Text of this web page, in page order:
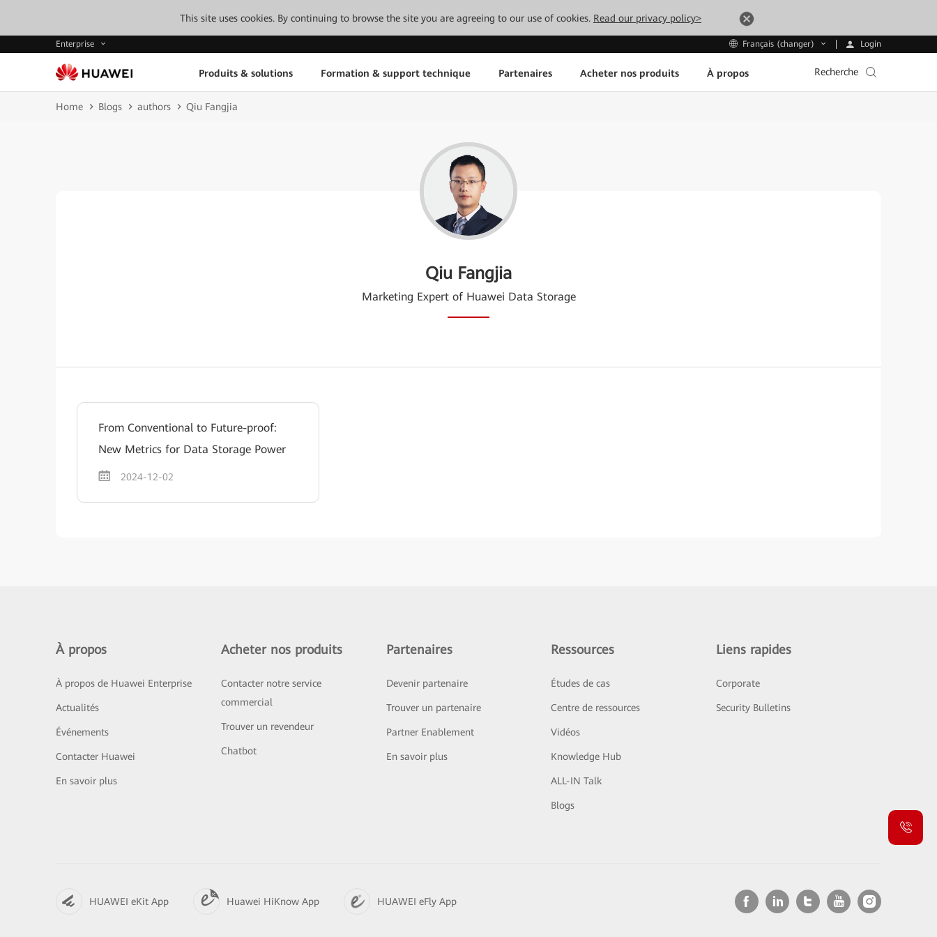
This site uses cookies. By continuing to browse the site you are agreeing to our use of cookies. Read our privacy policy>
Enterprise Français (changer) Login
Produits & solutions Formation & support technique Partenaires Acheter nos produits À propos Recherche
Home Blogs authors Qiu Fangjia
Qiu Fangjia
Marketing Expert of Huawei Data Storage
From Conventional to Future-proof:
New Metrics for Data Storage Power
2024-12-02
À propos
À propos de Huawei Enterprise
Actualités
Événements
Contacter Huawei
En savoir plus
Acheter nos produits
Contacter notre service
commercial
Trouver un revendeur
Chatbot
Partenaires
Devenir partenaire
Trouver un partenaire
Partner Enablement
En savoir plus
Ressources
Études de cas
Centre de ressources
Vidéos
Knowledge Hub
ALL-IN Talk
Blogs
Liens rapides
Corporate
Security Bulletins
HUAWEI eKit App Huawei HiKnow App HUAWEI eFly App